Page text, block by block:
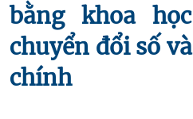
bằng khoa
chuyển đổi số
chính